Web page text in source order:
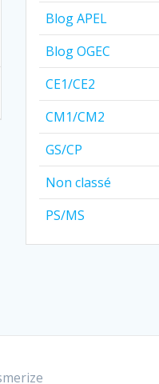
Blog APEL
Blog OGEC
CE1/CE2
CM1/CM2
GS/CP
Non classé
PS/MS